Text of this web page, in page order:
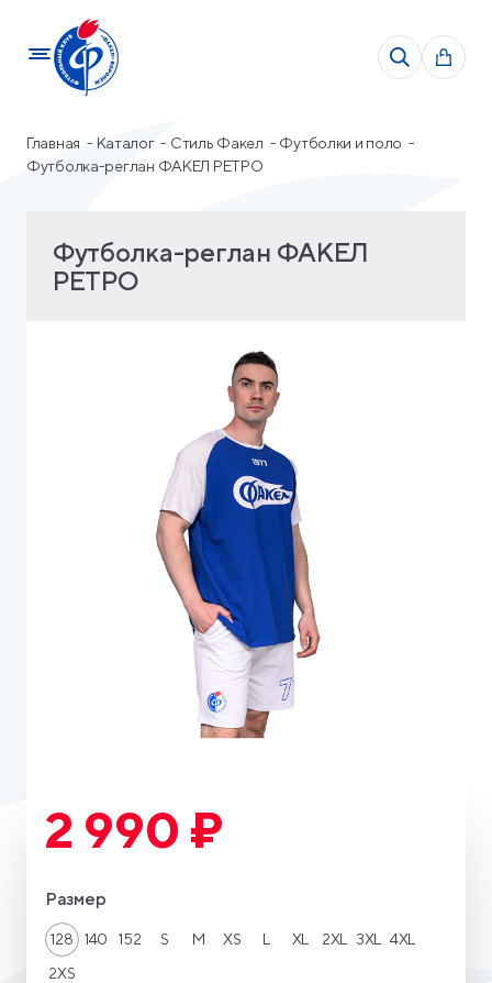
Главная Каталог Стиль Факел
Футболки и поло
Футболка-реглан ФАКЕЛ РЕТРО
Футболка-реглан ФАКЕЛ
РЕТРО
2 990 ₽
Размер
128 140 152 S M XS L XL 2XL 3XL
4XL
2XS